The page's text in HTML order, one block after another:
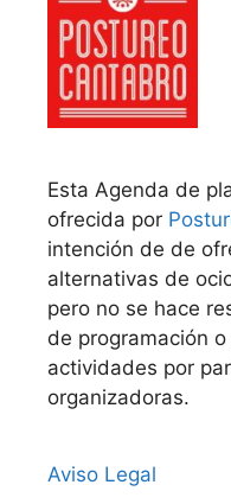
Esta Agenda de
ofrecida por
intención de de
alternativas de
pero no se hace
de programación
actividades por
organizadoras.
Aviso Legal